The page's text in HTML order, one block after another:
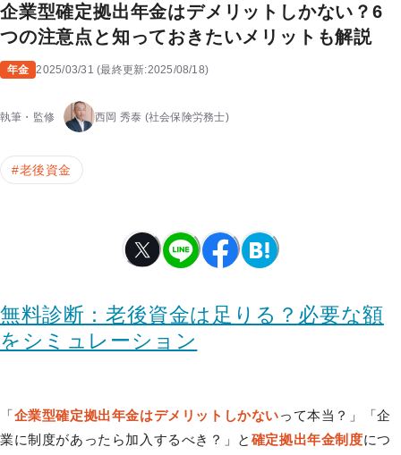
企業型確定拠出年金はデメリットしかない？6
つの注意点と知っておきたいメリットも解説
年金 2025/03/31 (最終更新:2025/08/18)
執筆・監修 西岡 秀泰 (社会保険労務士)
#老後資金
無料診断：老後資金は足りる？必要な額
をシミュレーション
「企業型確定拠出年金はデメリットしかないって本当？」「企
業に制度があったら加入するべき？」と 確定拠出年金制度につ